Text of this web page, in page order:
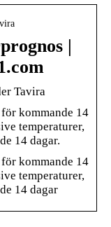
|
Tavira
kommande 14
temperaturer,
14 dagar.
kommande 14
temperaturer,
14 dagar